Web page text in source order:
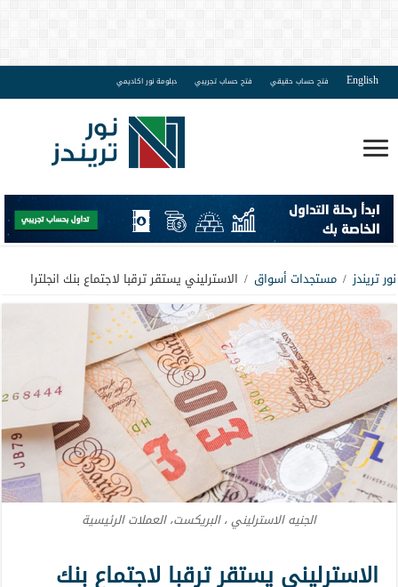
English فتح حساب حقيقي فتح حساب تجريبي دبلومة نور اكاديمي
نور تريندز / مستجدات أسواق / الاسترليني يستقر ترقبا لاجتماع بنك انجلترا
الجنيه الاسترليني ، البريكست، العملات الرئيسية
الاسترليني يستقر ترقبا لاجتماع بنك